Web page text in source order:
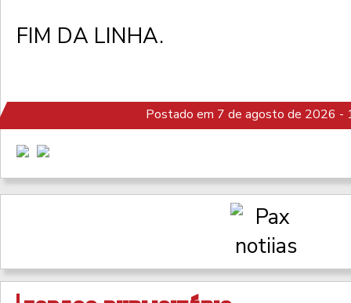
FIM DA LINHA.
Postado em 7 de agosto de 2026 -